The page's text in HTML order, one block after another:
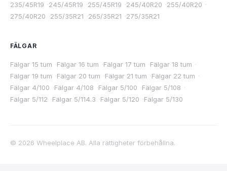
235/45R19 ·245/45R19 ·255/45R19 ·245/40R20 ·255/40R20 ·
275/40R20 ·255/35R21 ·265/35R21 ·275/35R21
FÄLGAR
Fälgar 15 tum ·Fälgar 16 tum ·Fälgar 17 tum ·Fälgar 18 tum ·
Fälgar 19 tum ·Fälgar 20 tum ·Fälgar 21 tum ·Fälgar 22 tum ·
Fälgar 4/100 ·Fälgar 4/108 ·Fälgar 5/100 ·Fälgar 5/108 ·
Fälgar 5/112 ·Fälgar 5/114.3 ·Fälgar 5/120 ·Fälgar 5/130
© 2026 Wheelplace AB. Alla rättigheter förbehållna.